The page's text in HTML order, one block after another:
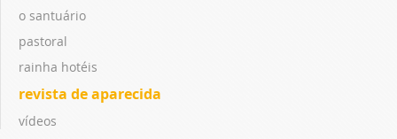
o santuário
pastoral
rainha hotéis
revista de aparecida
vídeos